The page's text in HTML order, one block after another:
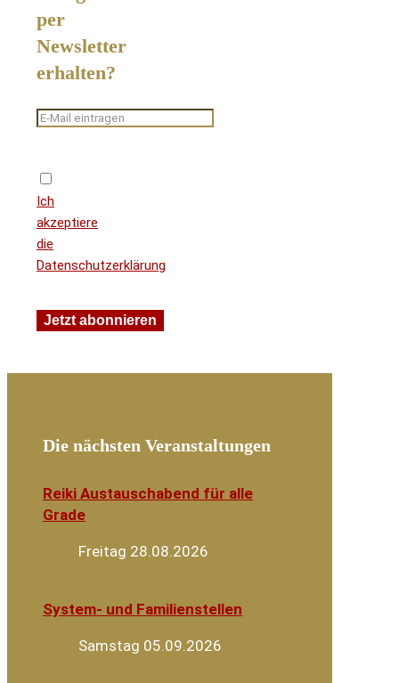
per
Newsletter
erhalten?
Ich
akzeptiere
die
Datenschutzerklärung
Die nächsten Veranstaltungen
Reiki Austauschabend für alle
Grade
Freitag 28.08.2026
System- und Familienstellen
Samstag 05.09.2026